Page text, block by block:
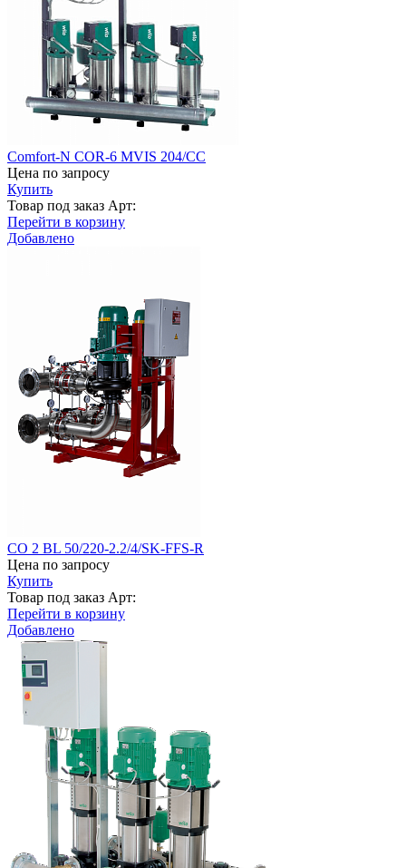
Comfort-N COR-6 MVIS 204/CC
Цена по запросу
Купить
Товар под заказ Арт:
Перейти в корзину
Добавлено
CO 2 BL 50/220-2.2/4/SK-FFS-R
Цена по запросу
Купить
Товар под заказ Арт:
Перейти в корзину
Добавлено